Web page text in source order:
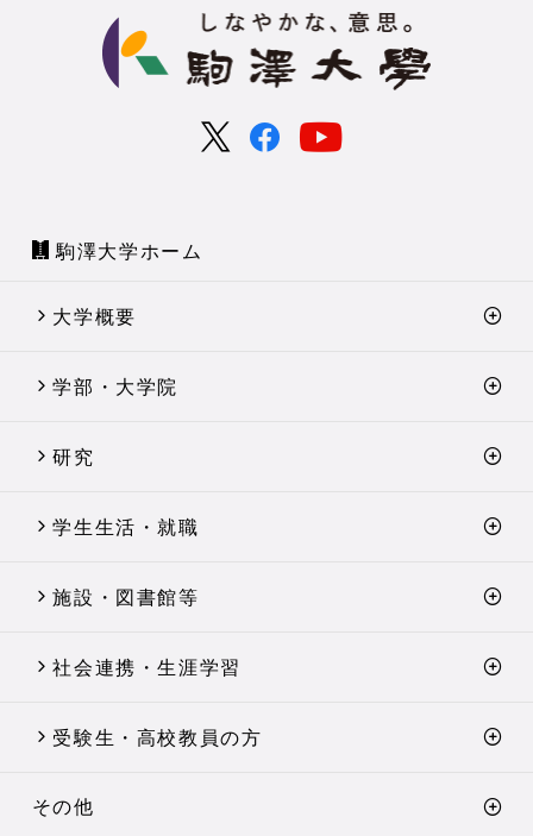
駒澤大学ホーム
大学概要
学部・大学院
研究
学生生活・就職
施設・図書館等
社会連携・生涯学習
受験生・高校教員の方
その他